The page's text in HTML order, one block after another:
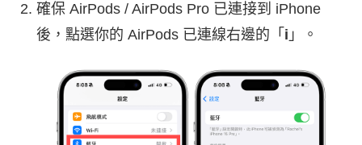
確保 AirPods / AirPods Pro 已連接到 iPhone
後，點選你的 AirPods 已連線右邊的「 i 」。